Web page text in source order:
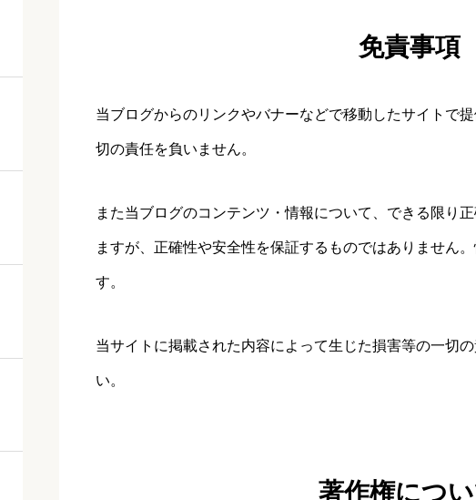
免責事項
当ブログからのリンクやバナーなどで移動したサイトで
切の責任を負いません。
また当ブログのコンテンツ・情報について、できる限り
ますが、正確性や安全性を保証するものではありません
す。
当サイトに掲載された内容によって生じた損害等の一切
い。
著作権につ